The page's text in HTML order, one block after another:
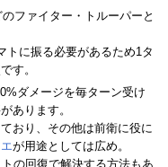
ファイター・トルーパーと
トに振る必要があるため1タ
す。
ダメージを毎ターン受け
あります。
おり、その他は前衛に役に
が用途としては広め。
の回復で解決する方法もあ